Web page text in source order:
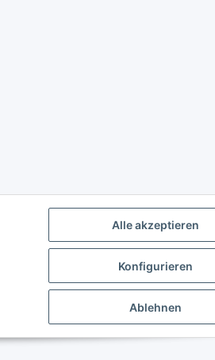
Alle akzeptieren
Konfigurieren
Ablehnen